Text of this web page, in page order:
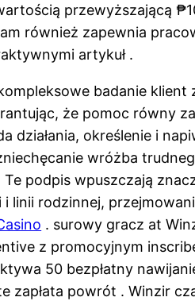
przewyższającą
również zapewnia
artykuł .
badanie
że pomoc równy
działania, określenie i
wróżba
podpis wpuszczają
linii rodzinnej,
. surowy gracz at
z promocyjnym
50 bezpłatny
zapłata powrót . Winzir